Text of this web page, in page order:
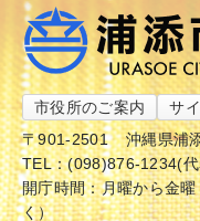
市役所のご案内 サ
〒901-2501
沖縄県浦
TEL：(098)876-1234(
開庁時間：月曜から金
く）